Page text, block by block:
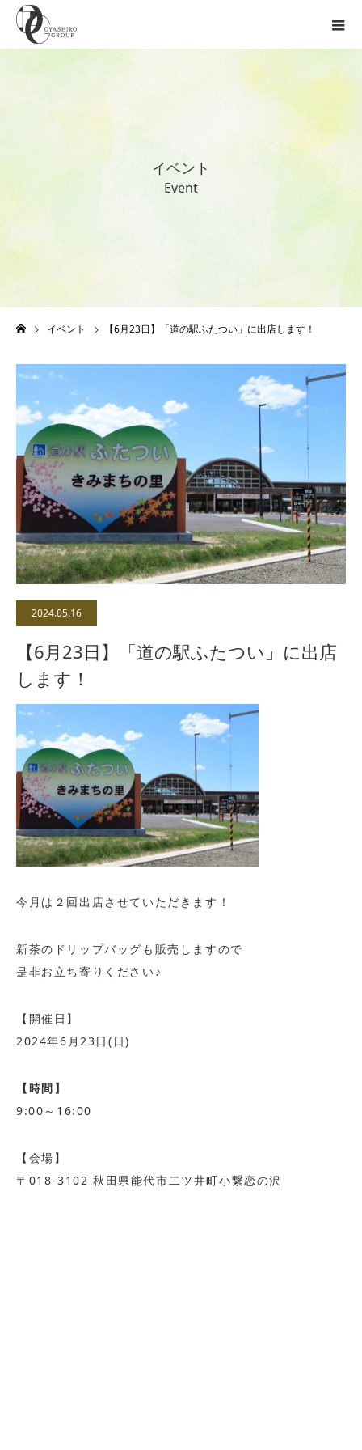
イベン ト
Event
イベント 【6月23日】「道の駅ふたつい」に出店します！
2024.05.16
【6月23日】「道の駅ふたつい」に出店
します！
今月は２回出店させていただきます！
新茶のドリップバッグも販売しますので
是非お立ち寄りください♪
【開催日】
2024年6月23日(日)
【時間】
9:00～16:00
【会場】
〒018-3102 秋田県能代市二ツ井町小繋恋の沢